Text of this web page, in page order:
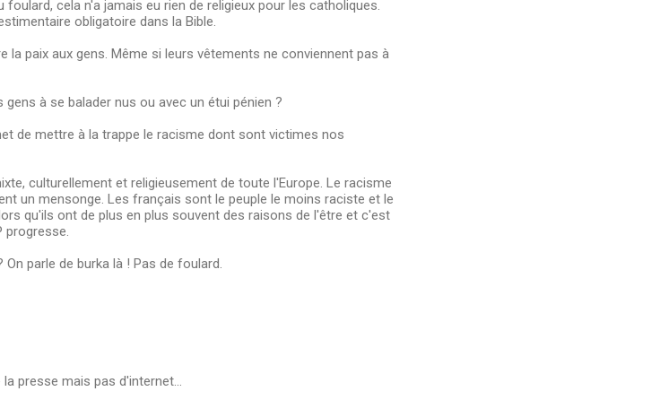
foulard, cela n'a jamais eu rien de religieux pour les catholiques.
obligatoire dans la Bible.
la paix aux gens. Même si leurs vêtements ne conviennent pas à
à se balader nus ou avec un étui pénien ?
de mettre à la trappe le racisme dont sont victimes nos
culturellement et religieusement de toute l'Europe. Le racisme
un mensonge. Les français sont le peuple le moins raciste et le
qu'ils ont de plus en plus souvent des raisons de l'être et c'est
progresse.
parle de burka là ! Pas de foulard.
presse mais pas d'internet...